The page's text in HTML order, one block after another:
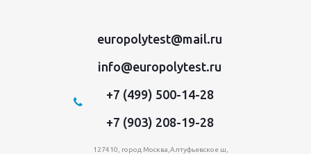
europolytest@mail.ru
info@europolytest.ru
+7 (499) 500-14-28
+7 (903) 208-19-28
127410, город Москва,Алтуфьевское ш,